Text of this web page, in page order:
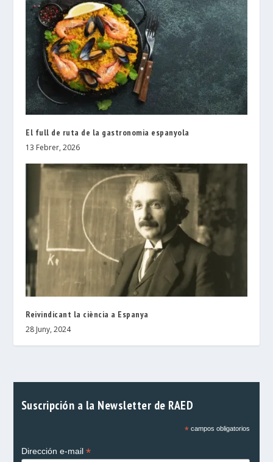
El full de ruta de la gastronomia espanyola
13 Febrer, 2026
Reivindicant la ciència a Espanya
28 Juny, 2024
Suscripción a la Newsletter de RAED
*campos obligatorios
Dirección e-mail *